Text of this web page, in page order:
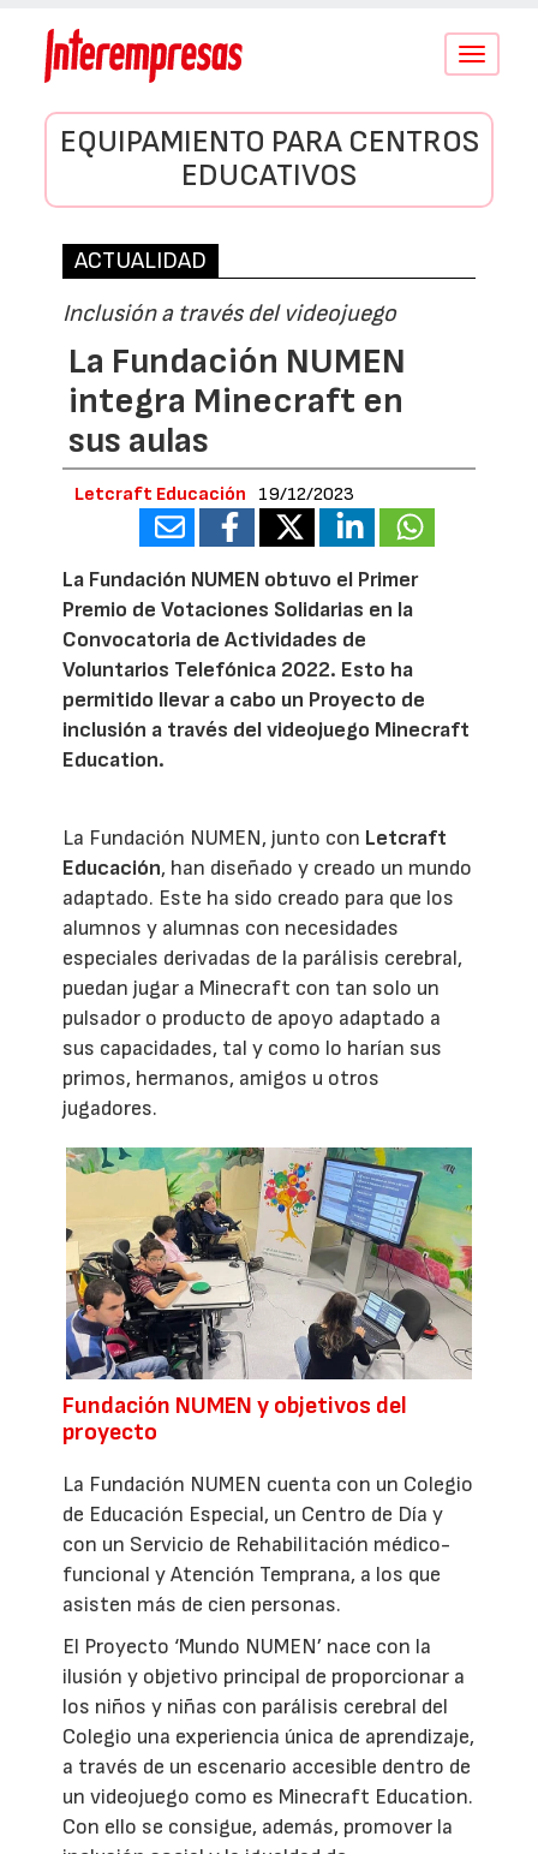
Conmutar
EQUIPAMIENTO PARA CENTROS
EDUCATIVOS
ACTUALIDAD
Inclusión a través del videojuego
La Fundación NUMEN
integra Minecraft en
sus aulas
Letcraft Educación 19/12/2023
La Fundación NUMEN obtuvo el Primer
Premio de Votaciones Solidarias en la
Convocatoria de Actividades de
Voluntarios Telefónica 2022. Esto ha
permitido llevar a cabo un Proyecto de
inclusión a través del videojuego Minecraft
Education.
La Fundación NUMEN, junto con Letcraft
Educación, han diseñado y creado un mundo
adaptado. Este ha sido creado para que los
alumnos y alumnas con necesidades
especiales derivadas de la parálisis cerebral,
puedan jugar a Minecraft con tan solo un
pulsador o producto de apoyo adaptado a
sus capacidades, tal y como lo harían sus
primos, hermanos, amigos u otros
jugadores.
Fundación NUMEN y objetivos del
proyecto
La Fundación NUMEN cuenta con un Colegio
de Educación Especial, un Centro de Día y
con un Servicio de Rehabilitación médico-
funcional y Atención Temprana, a los que
asisten más de cien personas.
El Proyecto ‘Mundo NUMEN’ nace con la
ilusión y objetivo principal de proporcionar a
los niños y niñas con parálisis cerebral del
Colegio una experiencia única de aprendizaje,
a través de un escenario accesible dentro de
un videojuego como es Minecraft Education.
Con ello se consigue, además, promover la